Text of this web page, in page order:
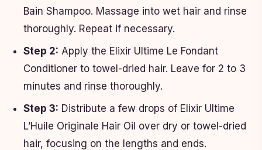
Bain Shampoo. Massage into wet hair and rinse
thoroughly. Repeat if necessary.
Step 2: Apply the Elixir Ultime Le Fondant
Conditioner to towel-dried hair. Leave for 2 to 3
minutes and rinse thoroughly.
Step 3: Distribute a few drops of Elixir Ultime
L’Huile Originale Hair Oil over dry or towel-dried
hair, focusing on the lengths and ends.